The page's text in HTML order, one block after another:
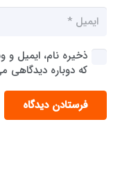
ذخیره نام، ایمیل و
که دوباره دیدگاهی
فرستادن دیدگاه